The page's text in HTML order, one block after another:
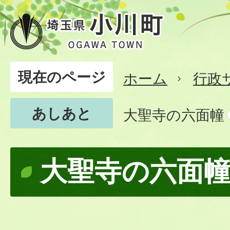
現在のページ ホーム
行政
あしあと
大聖寺の六面幢
大聖寺の六面